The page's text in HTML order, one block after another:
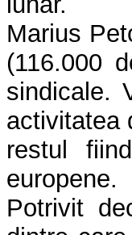
Marius
(116.000
sindicale.
activitatea
restul
europene.
Potrivit